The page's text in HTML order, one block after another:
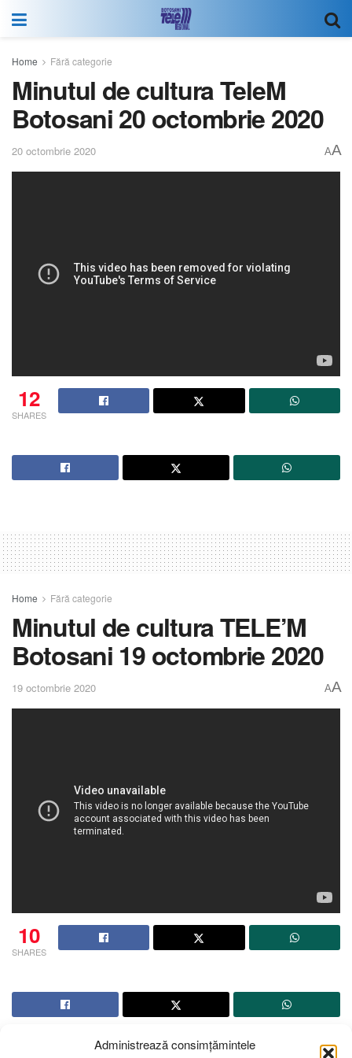
Administrează consimțămintele
Home Fără categorie
Minutul de cultura TeleM
Botosani 20 octombrie 2020
20 octombrie 2020 AA
12
SHARES
Home Fără categorie
Minutul de cultura TELE’M
Botosani 19 octombrie 2020
19 octombrie 2020 AA
10
SHARES